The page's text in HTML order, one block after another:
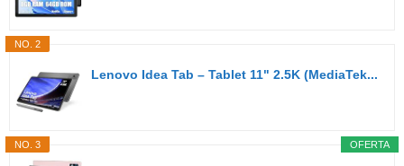
NO. 2
Lenovo Idea Tab – Tablet 11" 2.5K (MediaTek...
OFERTA
NO. 3